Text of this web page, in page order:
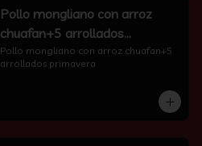
Pollo mongliano con arroz
chuafan+5 arrollados
primavera
Pollo mongliano con arroz chuafan+5
arrollados primavera